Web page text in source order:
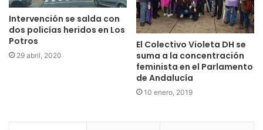
Intervención se salda con
dos policías heridos en Los
Potros
29 abril, 2020
El Colectivo Violeta DH se
suma a la concentración
feminista en el Parlamento
de Andalucía
10 enero, 2019